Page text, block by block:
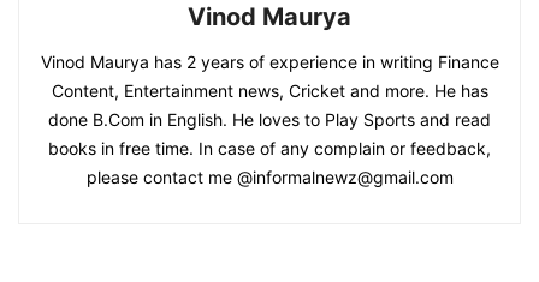
Vinod Maurya
Vinod Maurya has 2 years of experience in writing Finance
Content, Entertainment news, Cricket and more. He has
done B.Com in English. He loves to Play Sports and read
books in free time. In case of any complain or feedback,
please contact me @informalnewz@gmail.com